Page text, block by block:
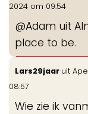
2024 om 09:54
@Adam uit
place to be.
Lars29jaar uit
08:57
Wie zie ik